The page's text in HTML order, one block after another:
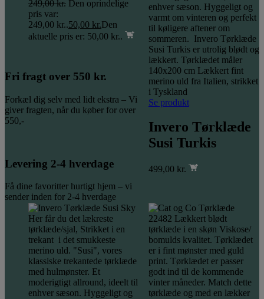
249,00kr. Den oprindelige
pris var:
249,00 kr..50,00 kr.Den
aktuelle pris er: 50,00 kr..
Se produkt
Invero Tørklæde
Susi Turkis
499,00 kr.
Fri fragt over 550 kr.
Forkæl dig selv med lidt ekstra – Vi
giver fragten, når du køber for over
550,-
Levering 2-4 hverdage
Få dine favoritter hurtigt hjem – vi
sender inden for 2-4 hverdage